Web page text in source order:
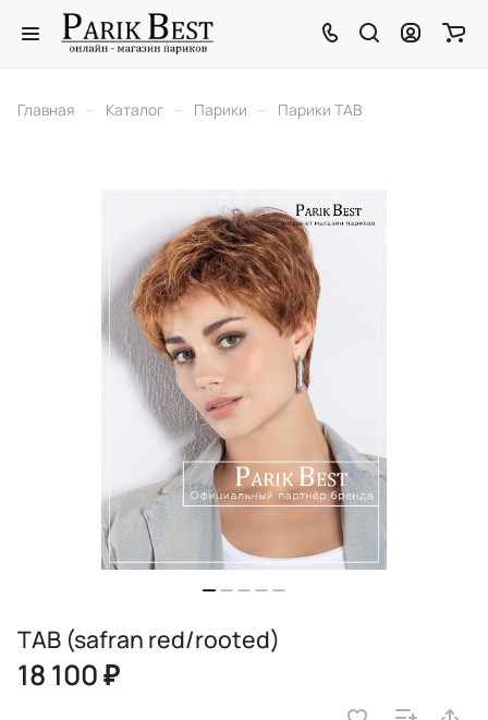
Главная – Каталог – Парики – Парики TAB
TAB (safran red/rooted)
18 100 ₽